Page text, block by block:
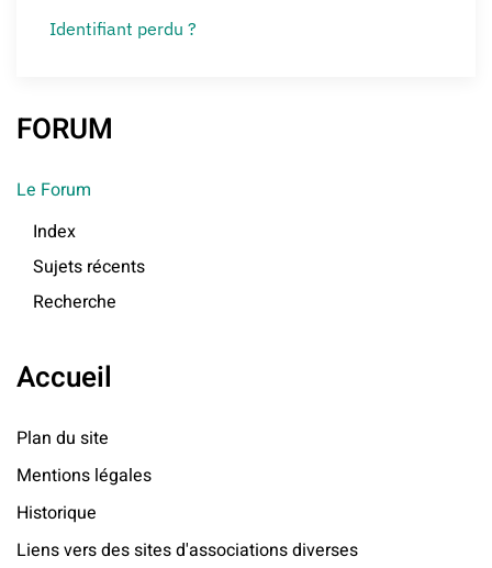
Identifiant perdu ?
FORUM
Le Forum
Index
Sujets récents
Recherche
Accueil
Plan du site
Mentions légales
Historique
Liens vers des sites d'associations diverses